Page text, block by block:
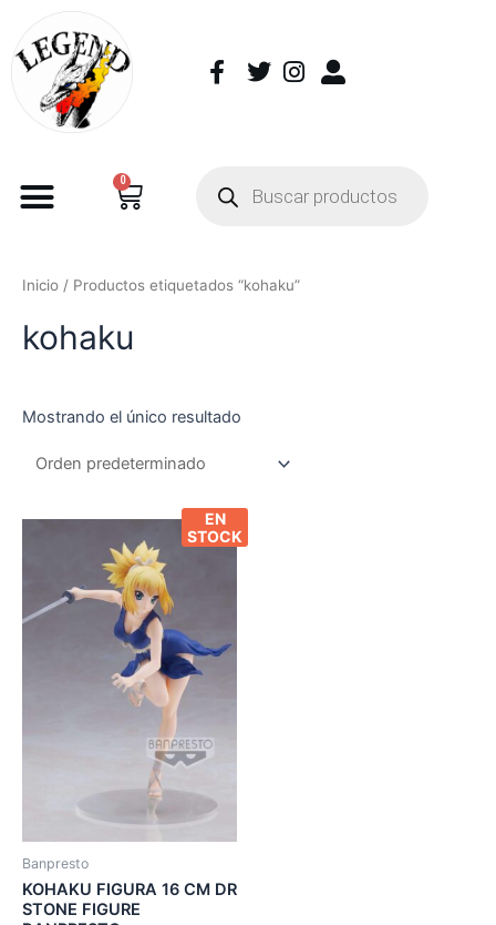
0
Inicio / Productos etiquetados “kohaku”
kohaku
Mostrando el único resultado
EN
STOCK
Banpresto
KOHAKU FIGURA 16 CM DR
STONE FIGURE